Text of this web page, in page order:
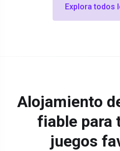
Explora todos
Alojamiento
fiable para
juegos